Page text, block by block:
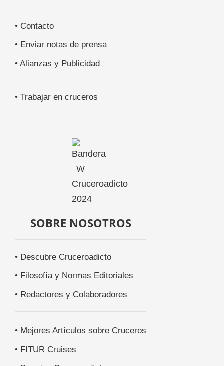
• Contacto
• Enviar notas de prensa
• Alianzas y Publicidad
• Trabajar en cruceros
SOBRE NOSOTROS
• Descubre Cruceroadicto
• Filosofía y Normas Editoriales
• Redactores y Colaboradores
• Mejores Artículos sobre Cruceros
• FITUR Cruises